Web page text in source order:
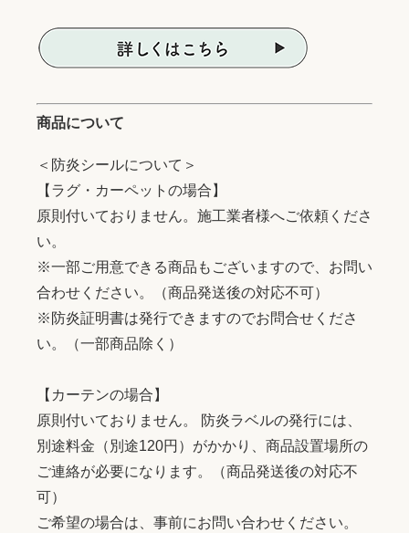
商品について
＜防炎シールについて＞
【ラグ・カーペットの場合】
原則付いておりません。施工業者様へご依頼くださ
い。
※一部ご用意できる商品もございますので、お問い
合わせください。（商品発送後の対応不可）
※防炎証明書は発行できますのでお問合せくださ
い。（一部商品除く）
【カーテンの場合】
原則付いておりません。 防炎ラベルの発行には、
別途料金（別途120円）がかかり、商品設置場所の
ご連絡が必要になります。（商品発送後の対応不
可）
ご希望の場合は、事前にお問い合わせください。